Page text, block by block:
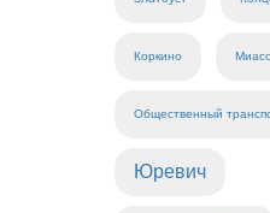
Коркино Миасс
Общественный
Юревич